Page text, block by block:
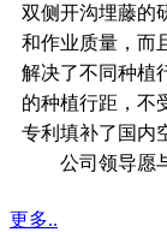
双侧开沟埋藤的
和作业质量，而
解决了不同种植
的种植行距，不
专利填补了国内
公司领导愿与
更多..